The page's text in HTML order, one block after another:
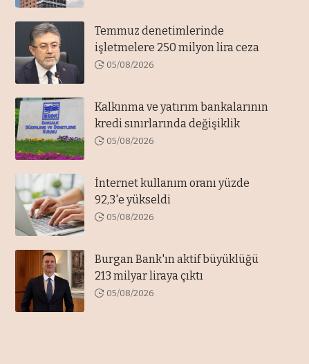
Temmuz denetimlerinde
işletmelere 250 milyon lira ceza
05/08/2026
Kalkınma ve yatırım bankalarının
kredi sınırlarında değişiklik
05/08/2026
İnternet kullanım oranı yüzde
92,3'e yükseldi
05/08/2026
Burgan Bank'ın aktif büyüklüğü
213 milyar liraya çıktı
05/08/2026